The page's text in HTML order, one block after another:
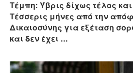
Τέμπη: Ύβρις δίχως τέλος
Τέσσερις μήνες από την
Δικαιοσύνης για εξέταση
και δεν έχει ...